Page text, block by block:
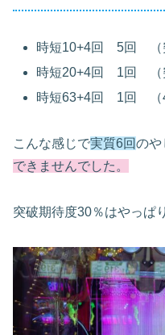
時短10+4回 5回 （
時短20+4回 1回 （
時短63+4回 1回 （4
こんな感じで実質6回のや
できませんでした。
突破期待度30％はやっぱ